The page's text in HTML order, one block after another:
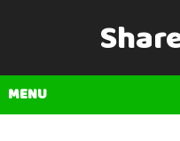
MENU